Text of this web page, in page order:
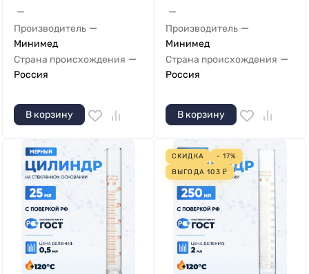
—
Производитель —
Минимед
Страна происхождения —
Россия
В корзину
—
Производитель —
Минимед
Страна происхождения —
Россия
В корзину
СКИДКА
- 17%
ВЫГОДА103 ₽